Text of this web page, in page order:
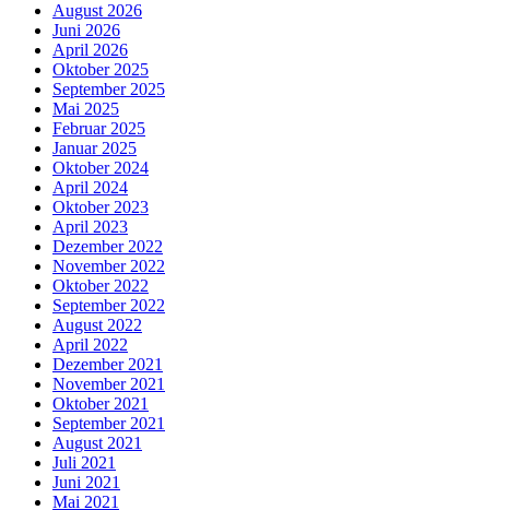
August 2026
Juni 2026
April 2026
Oktober 2025
September 2025
Mai 2025
Februar 2025
Januar 2025
Oktober 2024
April 2024
Oktober 2023
April 2023
Dezember 2022
November 2022
Oktober 2022
September 2022
August 2022
April 2022
Dezember 2021
November 2021
Oktober 2021
September 2021
August 2021
Juli 2021
Juni 2021
Mai 2021